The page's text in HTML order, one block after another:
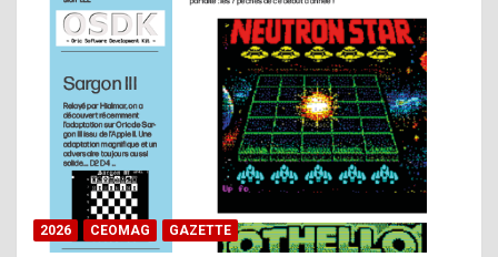
m
m
a
y
b
e
b
y
2026 CEOMAG GAZETTE